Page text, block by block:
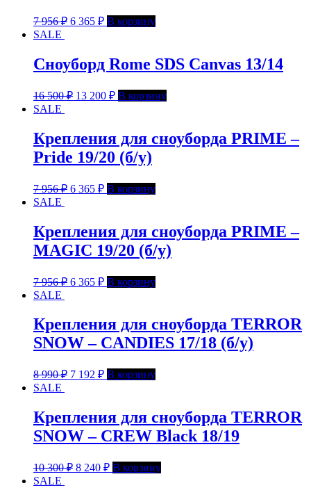
7 956₽ 6 365 ₽ В корзину
SALE
Сноуборд Rome SDS Canvas 13/14
16 500₽ 13 200 ₽ В корзину
SALE
Крепления для сноуборда PRIME –
Pride 19/20 (б/у)
7 956₽ 6 365 ₽ В корзину
SALE
Крепления для сноуборда PRIME –
MAGIC 19/20 (б/у)
7 956₽ 6 365 ₽ В корзину
SALE
Крепления для сноуборда TERROR
SNOW – CANDIES 17/18 (б/у)
8 990₽ 7 192 ₽ В корзину
SALE
Крепления для сноуборда TERROR
SNOW – CREW Black 18/19
10 300₽ 8 240 ₽ В корзину
SALE